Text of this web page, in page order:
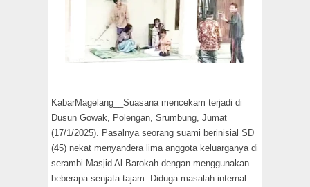
KabarMagelang__Suasana mencekam terjadi di
Dusun Gowak, Polengan, Srumbung, Jumat
(17/1/2025). Pasalnya seorang suami berinisial SD
(45) nekat menyandera lima anggota keluarganya di
serambi Masjid Al-Barokah dengan menggunakan
beberapa senjata tajam. Diduga masalah internal